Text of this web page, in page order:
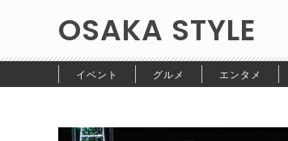
OSAKA STYLE
イベント グルメ エンタメ